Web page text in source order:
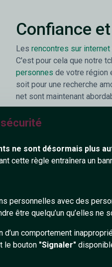
ne sont désormais plus
cette règle entraînera un
personnelles avec des
être quelqu’un qu’elles ne
comportement
le bouton "Signaler"
Confiance
Les rencontres sur internet
C'est pour cela que notre
personnes de votre région
soit pour une recherche
net sont maintenant
Beaucoup de
possède une réelle
permettant de lier des
amoureuses, avec des
gens des quatre coins du
Pour plus d'intimité, les
accessibles avec la
chatteur dont vous avez
(Age, Sexe, Ville), en un